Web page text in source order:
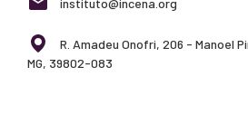
R. Amadeu Onofri, 206 - Manoel
MG, 39802-083